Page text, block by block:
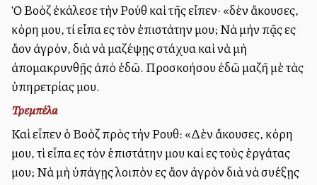
Ὁ Βοὸζ ἐκάλεσε τὴν Ρούθ καὶ τῆς εἶπεν· «δὲν ἄκουσες,
κόρη μου, τί εἶπα εἰς τὸν ἐπιστάτην μου; Νὰ μὴν πᾷς εἰς
ἄλλον ἀγρόν, διὰ νὰ μαζέψῃς στάχυα καὶ νὰ μὴ
ἀπομακρυνθῇς ἀπὸ ἐδῶ. Προσκολλήσου ἐδῶ μαζῆ μὲ τὰς
ὑπηρετρίας μου.
Τρεμπέλα
Καὶ εἶπεν ὁ Βοὸζ πρὸς τὴν Ρουθ: «Δὲν ἄκουσες, κόρη
μου, τὶ εἶπα εἰς τὸν ἐπιστάτην μου καὶ εἰς τοὺς ἐργάτας
μου; Νὰ μὴ ὑπάγῃς λοιπὸν εἰς ἄλλον ἀγρὸν διὰ νὰ συλλέξῃς